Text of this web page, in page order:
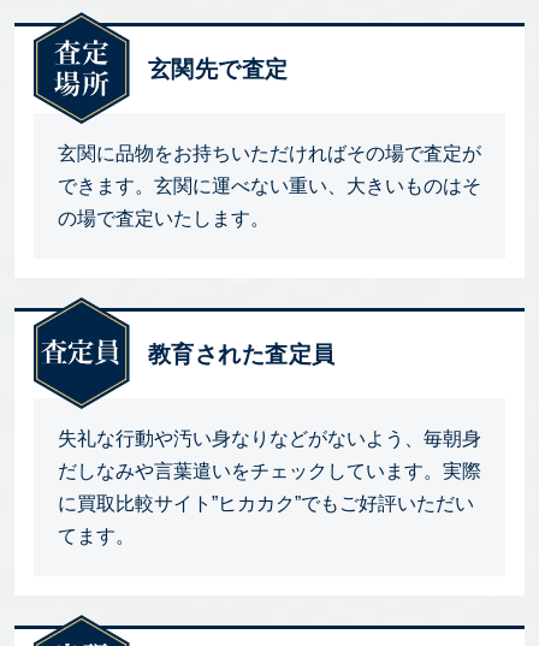
玄関先で査定
玄関に品物をお持ちいただければその場で査定が
できます。玄関に運べない重い、大きいものはそ
の場で査定いたします。
教育された査定員
失礼な行動や汚い身なりなどがないよう、毎朝身
だしなみや言葉遣いをチェックしています。実際
に買取比較サイト”ヒカカク”でもご好評いただい
てます。